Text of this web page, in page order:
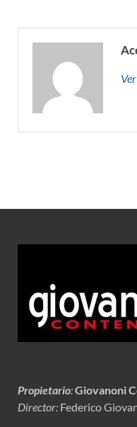
Propietario:Giovanoni
Director: Federico